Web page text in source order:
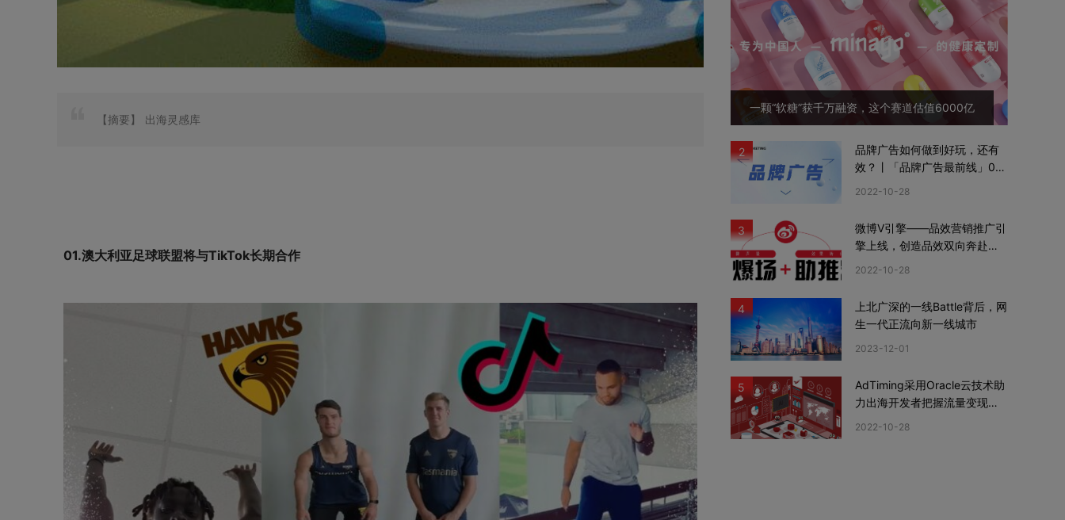
【摘要】 出海灵感库
01.澳大利亚足球联盟将与TikTok长期合作
一颗“软糖”获千万融资，这个赛道估值6000亿
2
品牌广告如何做到好玩，还有
效？丨「品牌广告最前线」02
2022-10-28
3
微博V引擎——品效营销推广引
擎上线，创造品效双向奔赴新
2022-10-28
4
上北广深的一线Battle背后，网
生一代正流向新一线城市
2023-12-01
5
AdTiming采用Oracle云技术助
力出海开发者把握流量变现新
2022-10-28